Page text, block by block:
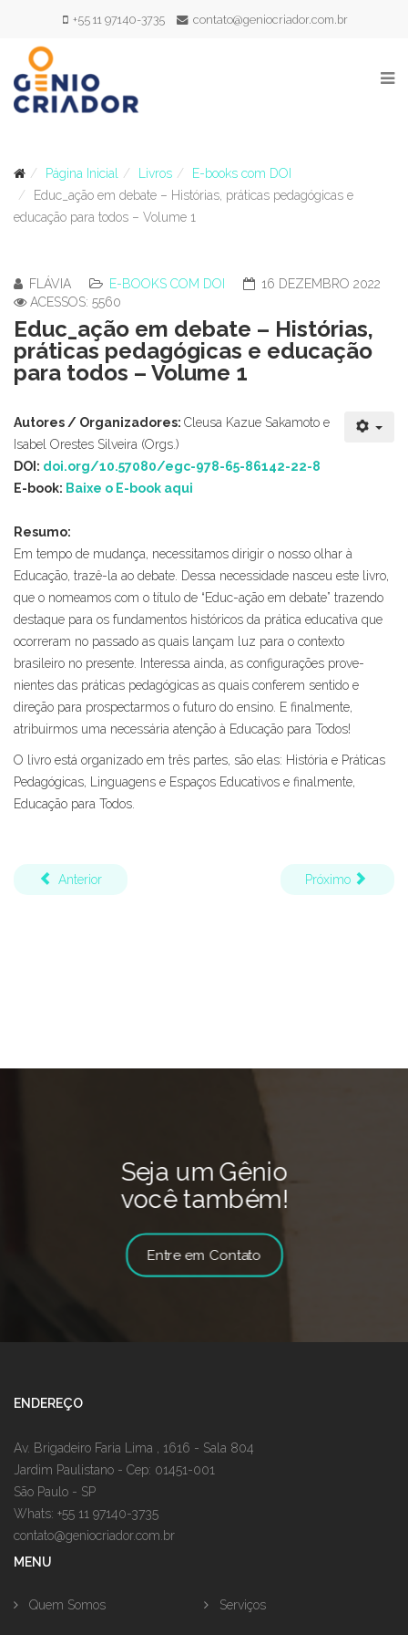
+55 11 97140-3735 contato@geniocriador.com.br
Página Inicial Livros
E-books com DOI
Educ_ação em debate – Histórias, práticas pedagógicas e
educação para todos – Volume 1
FLÁVIA E-BOOKS COM DOI
16 DEZEMBRO 2022
ACESSOS: 5560
Educ_ação em debate – Histórias,
práticas pedagógicas e educação
para todos – Volume 1
Autores / Organizadores: Cleusa Kazue Sakamoto e
Isabel Orestes Silveira (Orgs.)
DOI: doi.org/10.57080/egc-978-65-86142-22-8
E-book: Baixe o E-book aqui
Resumo:
Em tempo de mudança, necessitamos dirigir o nosso olhar à
Educação, trazê-la ao deba­te. Dessa necessidade nasceu este livro,
que o nomeamos com o título de “Educ-ação em debate” trazendo
destaque para os fundamentos históricos da prática educativa que
ocorreram no passado as quais lançam luz para o contexto
brasileiro no presente. Interessa ainda, as configurações prove­
nientes das práticas pedagógicas as quais conferem sentido e
direção para prospectarmos o futuro do ensino. E finalmente,
atribuirmos uma necessá­ria atenção à Educação para Todos!
O livro está organizado em três partes, são elas: História e Práticas
Pe­dagógicas, Linguagens e Espaços Educativos e finalmente,
Educação para Todos.
Anterior Próximo
Seja um Gênio
você também!
Entre em Contato
ENDEREÇO
Av. Brigadeiro Faria Lima , 1616 - Sala 804
Jardim Paulistano - Cep: 01451-001
São Paulo - SP
Whats: +55 11 97140-3735
contato@geniocriador.com.br
MENU
Quem Somos Serviços